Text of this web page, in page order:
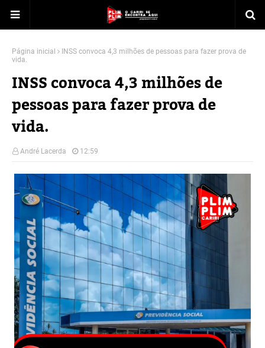
Página inicial
INSS convoca 4,3 milhões de pessoas para fazer prova de
vida.
INSS convoca 4,3 milhões de
pessoas para fazer prova de
vida.
André Lacerda 12:59